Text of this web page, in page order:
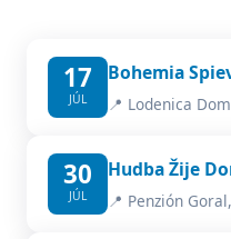
17
JÚL
Bohemia
📍 Lodenica
30
JÚL
Hudba Žije
📍 Penzión